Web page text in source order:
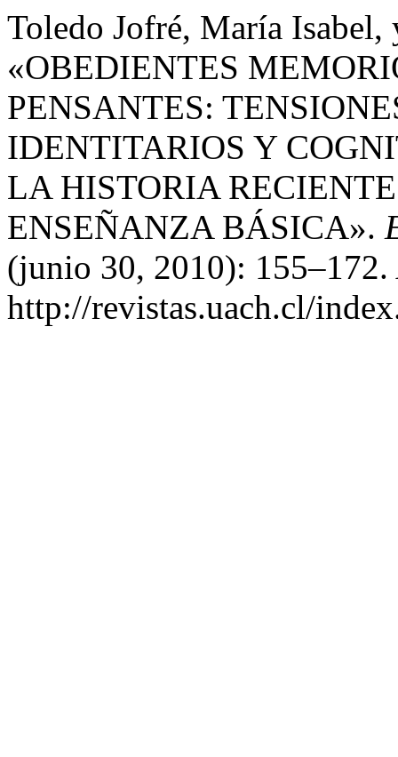
Toledo Jofré, María Isabel,
«OBEDIENTES
PENSANTES:
IDENTITARIOS Y
LA HISTORIA
ENSEÑANZA BÁSICA».
(junio 30, 2010):
http://revistas.uach.cl/